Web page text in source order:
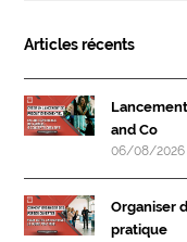
Articles récents
and Co
06/08/2026
Organiser
pratique